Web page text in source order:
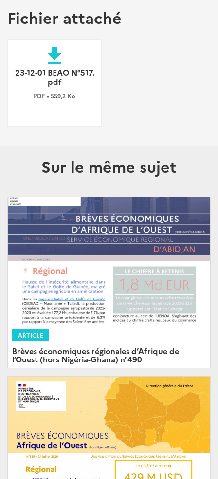
Fichier attaché
file_download
23-12-01 BEAO N°517.
pdf
PDF • 559,2 Ko
Sur le même sujet
ARTICLE
Brèves économiques régionales d’Afrique de
l’Ouest (hors Nigéria-Ghana) n°490